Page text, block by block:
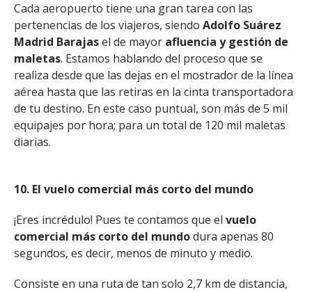
Cada aeropuerto tiene una gran tarea con las
pertenencias de los viajeros, siendo Adolfo Suárez
Madrid Barajasel de mayor afluencia y gestión de
maletas. Estamos hablando del proceso que se
realiza desde que las dejas en el mostrador de la línea
aérea hasta que las retiras en la cinta transportadora
de tu destino. En este caso puntual, son más de 5 mil
equipajes por hora; para un total de 120 mil maletas
diarias.
10. El vuelo comercial más corto del mundo
¡Eres incrédulo! Pues te contamos que el vuelo
comercial más corto del mundodura apenas 80
segundos, es decir, menos de minuto y medio.
Consiste en una ruta de tan solo 2,7 km de distancia,